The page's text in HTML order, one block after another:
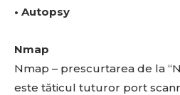
• Autopsy
Nmap
Nmap – prescurtarea de la
este tăticul tuturor port